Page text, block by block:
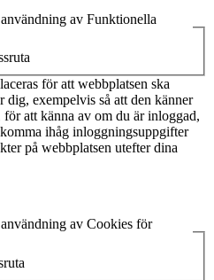
av Funktionella
för att webbplatsen ska
dig, exempelvis så att den känner
att känna av om du är inloggad,
ihåg inloggningsuppgifter
på webbplatsen utefter dina
av Cookies för